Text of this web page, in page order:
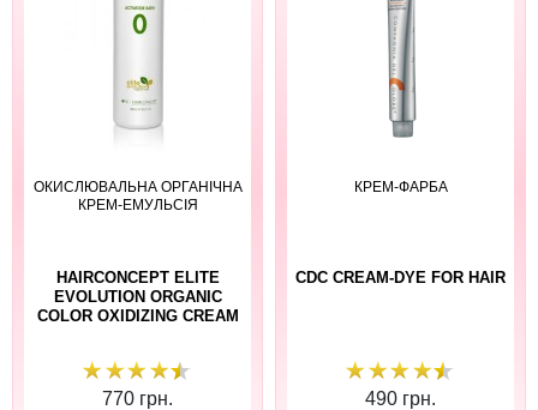
ОКИСЛЮВАЛЬНА ОРГАНІЧНА
КРЕМ-ЕМУЛЬСІЯ
HAIRCONCEPT ELITE
EVOLUTION ORGANIC
COLOR OXIDIZING CREAM
770 грн.
КРЕМ-ФАРБА
CDC CREAM-DYE FOR HAIR
490 грн.